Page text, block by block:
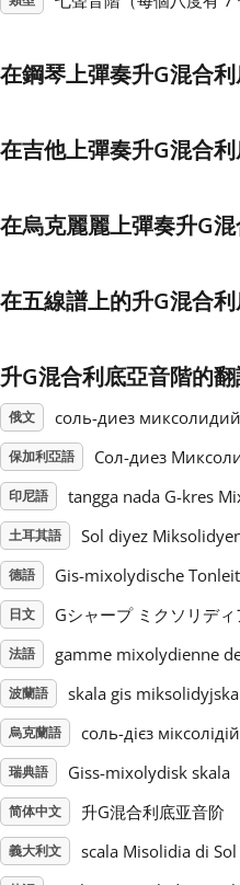
हिन्दी
Italiano
日本語
Polski
Português
Svenska
Tiếng Việt
繁體中文
在鋼琴上彈奏升G混合
在吉他上彈奏升G混合
在烏克麗麗上彈奏升G
在五線譜上的升G混合
升G混合利底亞音階的
俄文 соль-диез
保加利亞語 Сол-диез
印尼語 tangga nada G-kres
土耳其語 Sol diyez
德語 Gis-mixolydische
日文 Gシャープ ミクソリデ
法語 gamme mixolydienne
波蘭語 skala gis miksolidyjska
烏克蘭語 соль-дієз
瑞典語 Giss-mixolydisk skala
简体中文 升G混合利底亚音阶
義大利文 scala Misolidia di